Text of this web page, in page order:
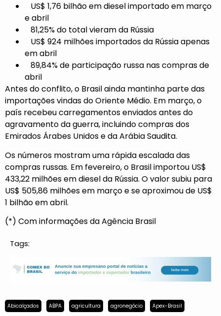
US$ 1,76 bilhão em diesel importado em março
e abril
81,25% do total vieram da Rússia
US$ 924 milhões importados da Rússia apenas
em abril
89,84% de participação russa nas compras de
abril
Antes do conflito, o Brasil ainda mantinha parte das
importações vindas do Oriente Médio. Em março, o
país recebeu carregamentos enviados antes do
agravamento da guerra, incluindo compras dos
Emirados Árabes Unidos e da Arábia Saudita.
Os números mostram uma rápida escalada das
compras russas. Em fevereiro, o Brasil importou US$
433,22 milhões em diesel da Rússia. O valor subiu para
US$ 505,86 milhões em março e se aproximou de US$
1 bilhão em abril.
(*) Com informações da Agência Brasil
Tags:
Abicalçados ABPA agricultura agronegócio Apex-Brasil